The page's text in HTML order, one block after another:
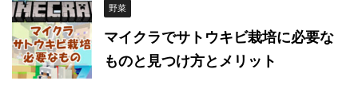
野菜
マイクラでサトウキビ栽培に必要な
ものと見つけ方とメリット